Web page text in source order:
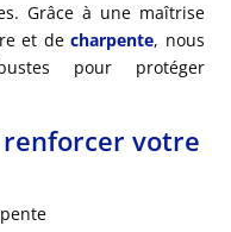
Grâce à une maîtrise
et decharpente, nous
pour protéger
votre